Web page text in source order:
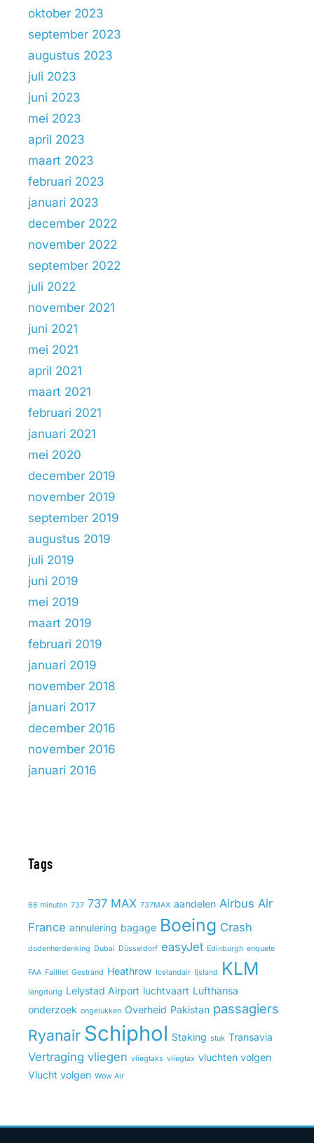
oktober 2023
september 2023
augustus 2023
juli 2023
juni 2023
mei 2023
april 2023
maart 2023
februari 2023
januari 2023
december 2022
november 2022
september 2022
juli 2022
november 2021
juni 2021
mei 2021
april 2021
maart 2021
februari 2021
januari 2021
mei 2020
december 2019
november 2019
september 2019
augustus 2019
juli 2019
juni 2019
mei 2019
maart 2019
februari 2019
januari 2019
november 2018
januari 2017
december 2016
november 2016
januari 2016
Tags
66 minuten 737 737 MAX 737MAX aandelen Airbus Air
France annulering bagage Boeing Crash
dodenherdenking Dubai Düsseldorf easyJet Edinburgh enquete
FAA Failliet Gestrand Heathrow Icelandair Ijsland KLM
langdurig Lelystad Airport luchtvaart Lufthansa
onderzoek ongelukken Overheid Pakistan passagiers
Ryanair Schiphol Staking stuk Transavia
Vertraging vliegen vliegtaks vliegtax vluchten volgen
Vlucht volgen Wow Air